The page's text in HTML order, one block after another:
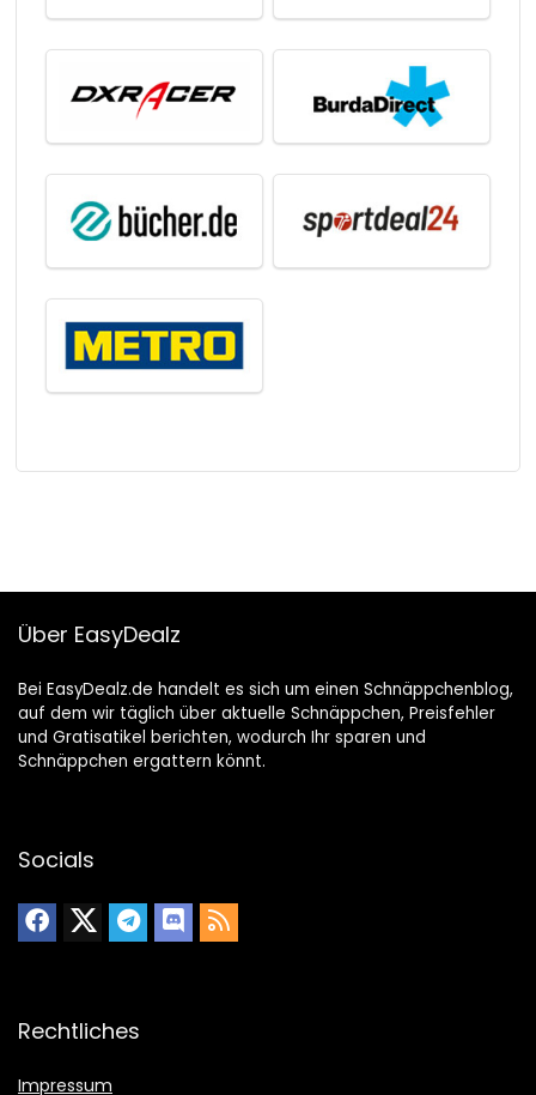
Über EasyDealz
Bei EasyDealz.de handelt es sich um einen Schnäppchenblog,
auf dem wir täglich über aktuelle Schnäppchen, Preisfehler
und Gratisatikel berichten, wodurch Ihr sparen und
Schnäppchen ergattern könnt.
Socials
Rechtliches
Impressum